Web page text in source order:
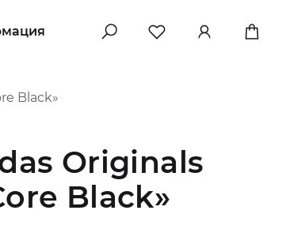
Black»
Originals
Black»